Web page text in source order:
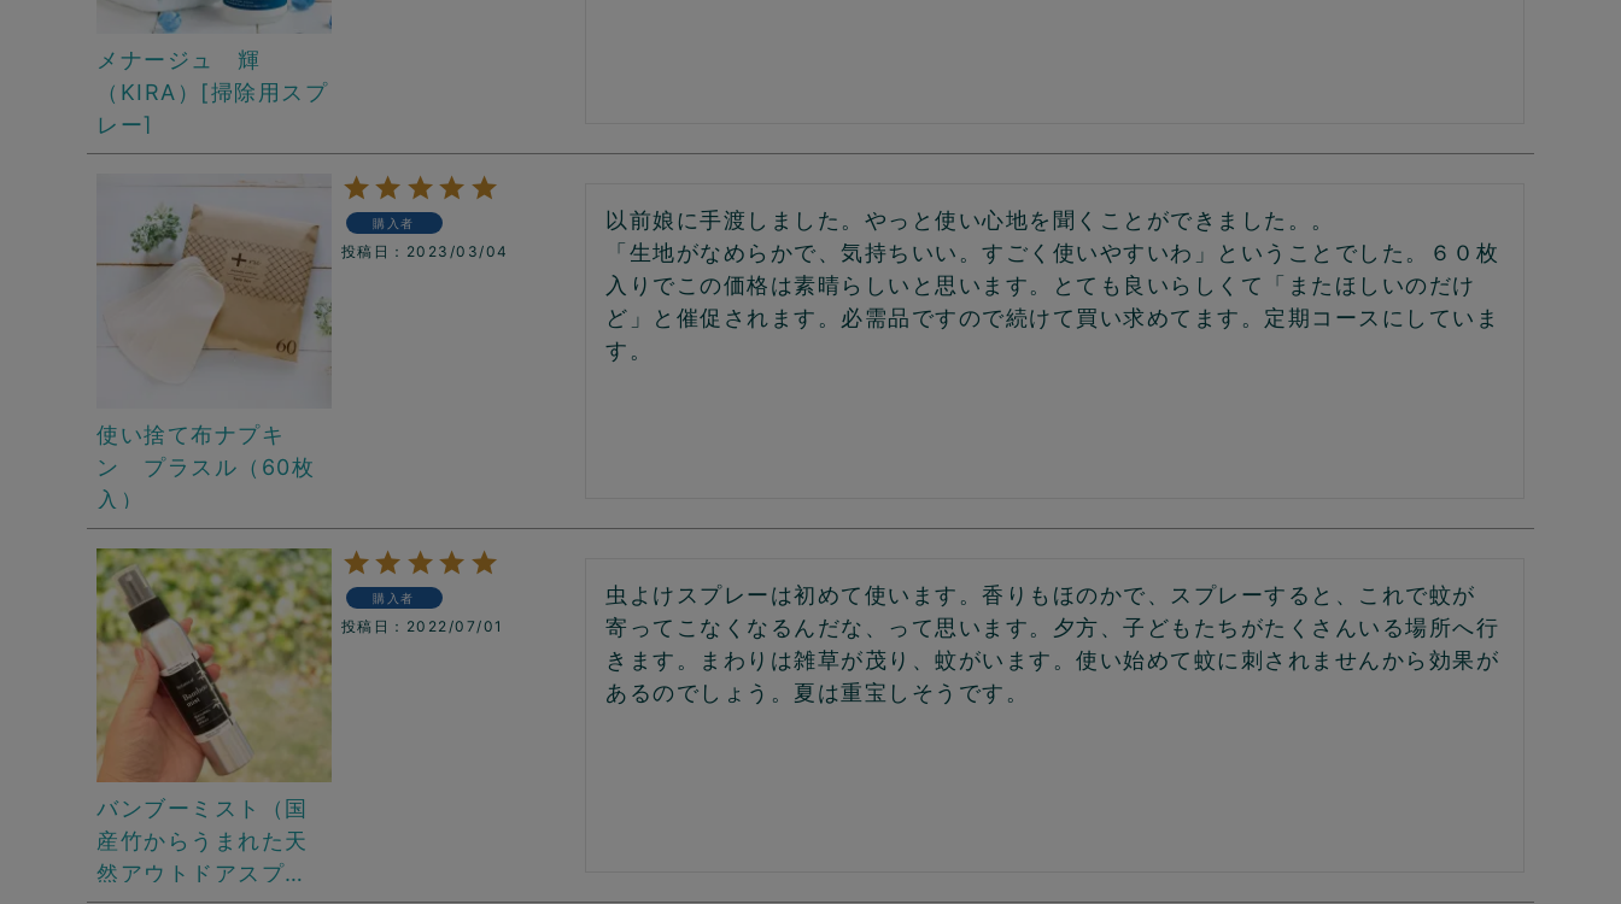
メナージュ 輝
（KIRA）[掃除用スプ
レー]
使い捨て布ナプキ
ン プラスル（60枚
入）
購入者
投稿日 2023/03/04
以前娘に手渡しました。やっと使い心地を聞くことができました。。
「生地がなめらかで、気持ちいい。すごく使いやすいわ」ということでした。６０枚
入りでこの価格は素晴らしいと思います。とても良いらしくて「またほしいのだけ
ど」と催促されます。必需品ですので続けて買い求めてます。定期コースにしていま
す。
バンブーミスト（国
産竹からうまれた天
然アウトドアスプ
購入者
投稿日 2022/07/01
虫よけスプレーは初めて使います。香りもほのかで、スプレーすると、これで蚊が
寄ってこなくなるんだな、って思います。夕方、子どもたちがたくさんいる場所へ行
きます。まわりは雑草が茂り、蚊がいます。使い始めて蚊に刺されませんから効果が
あるのでしょう。夏は重宝しそうです。